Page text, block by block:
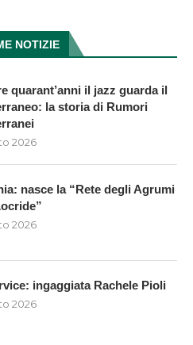
NOTIZIE
quarant’anni il jazz guarda il
la storia di Rumori
2026
nasce la “Rete degli Agrumi
2026
ingaggiata Rachele Pioli
2026